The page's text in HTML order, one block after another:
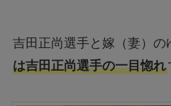
吉田正尚選手と嫁（妻）の
は吉田正尚選手の一目惚れ